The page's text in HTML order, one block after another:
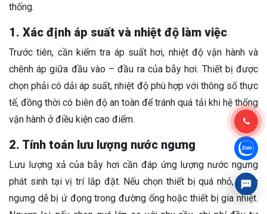
thống.
1. Xác định áp suất và nhiệt độ làm việc
Trước tiên, cần kiểm tra áp suất hơi, nhiệt độ vận hành và
chênh áp giữa đầu vào – đầu ra của bẫy hơi. Thiết bị được
chọn phải có dải áp suất, nhiệt độ phù hợp với thông số thực
tế, đồng thời có biên độ an toàn để tránh quá tải khi hệ thống
vận hành ở điều kiện cao điểm.
2. Tính toán lưu lượng nước ngưng
Lưu lượng xả của bẫy hơi cần đáp ứng lượng nước ngưng
phát sinh tại vị trí lắp đặt. Nếu chọn thiết bị quá nhỏ, nước
ngưng dễ bị ứ đọng trong đường ống hoặc thiết bị gia nhiệt.